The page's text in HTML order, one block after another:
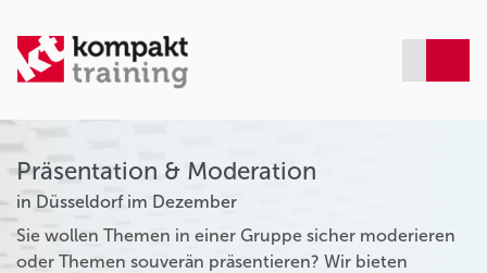
Präsentation & Moderation
in Düsseldorf im Dezember
Sie wollen Themen in einer Gruppe sicher moderieren
oder Themen souverän präsentieren? Wir bieten